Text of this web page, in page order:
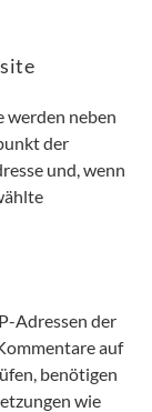
werden neben
der
und, wenn
Adressen der
auf
benötigen
wie